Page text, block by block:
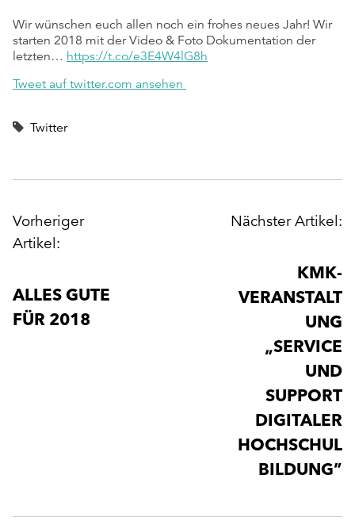
Wir wünschen euch allen noch ein frohes neues Jahr! Wir
starten 2018 mit der Video & Foto Dokumentation der
letzten… https://t.co/e3E4W4lG8h
Tweet auf twitter.com ansehen
Twitter
POST
NAVIGATION
Vorheriger
Artikel:
ALLES GUTE
FÜR 2018
Nächster Artikel:
KMK-
VERANSTALT
UNG
„SERVICE
UND
SUPPORT
DIGITALER
HOCHSCHUL
BILDUNG”